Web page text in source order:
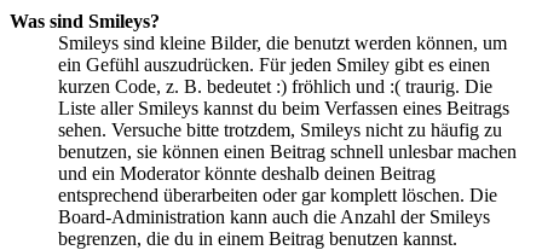
Was sind Smileys?
Smileys sind kleine Bilder, die benutzt werden können, um
ein Gefühl auszudrücken. Für jeden Smiley gibt es einen
kurzen Code, z. B. bedeutet :) fröhlich und :( traurig. Die
Liste aller Smileys kannst du beim Verfassen eines Beitrags
sehen. Versuche bitte trotzdem, Smileys nicht zu häufig zu
benutzen, sie können einen Beitrag schnell unlesbar machen
und ein Moderator könnte deshalb deinen Beitrag
entsprechend überarbeiten oder gar komplett löschen. Die
Board-Administration kann auch die Anzahl der Smileys
begrenzen, die du in einem Beitrag benutzen kannst.